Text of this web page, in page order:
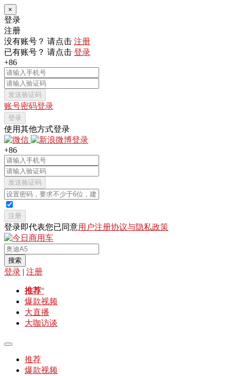
×
登录
注册
没有账号？ 请点击 注册
已有账号？ 请点击 登录
+86
发送验证码
账号密码登录
登录
使用其他方式登录
+86
发送验证码
注册
登录即代表您已同意用户注册协议与隐私政策
搜索
登录 | 注册
推荐°
爆款视频
大直播
大咖访谈
推荐
爆款视频